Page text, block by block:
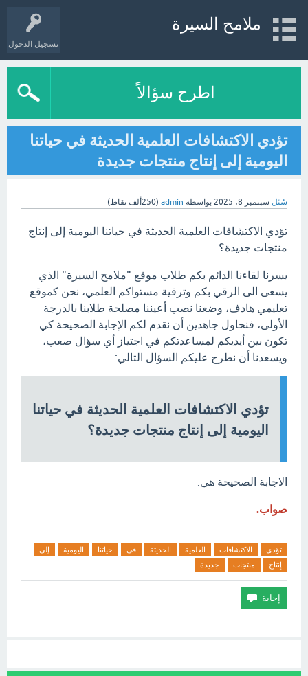
تسجيل الدخول
ملامح السيرة
اطرح سؤالاً
تؤدي الاكتشافات العلمية الحديثة في حياتنا
اليومية إلى إنتاج منتجات جديدة
سُئل سبتمبر 8، 2025 بواسطة admin
(250ألف نقاط)
تؤدي الاكتشافات العلمية الحديثة في حياتنا اليومية إلى إنتاج
منتجات جديدة؟
يسرنا لقاءنا الدائم بكم طلاب موقع "ملامح السيرة" الذي
يسعى الى الرقي بكم وترقية مستواكم العلمي، نحن كموقع
تعليمي هادف، وضعنا نصب أعيننا مصلحة طلابنا بالدرجة
الأولى، فنحاول جاهدين أن نقدم لكم الإجابة الصحيحة كي
تكون بين أيديكم لمساعدتكم في اجتياز أي سؤال صعب،
ويسعدنا أن نطرح عليكم السؤال التالي:
تؤدي الاكتشافات العلمية الحديثة في حياتنا
اليومية إلى إنتاج منتجات جديدة؟
الاجابة الصحيحة هي:
صواب.
تؤدي الاكتشافات العلمية الحديثة في حياتنا اليومية
إلى
إنتاج
منتجات جديدة